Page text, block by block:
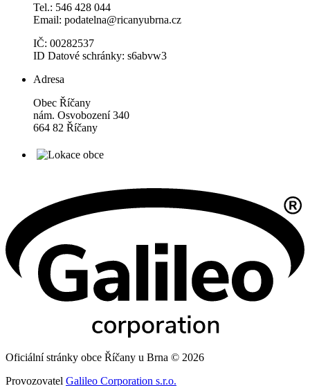
Tel.: 546 428 044
Email: podatelna@ricanyubrna.cz
IČ: 00282537
ID Datové schránky: s6abvw3
Adresa
Obec Říčany
nám. Osvobození 340
664 82 Říčany
Oficiální stránky obce Říčany u Brna © 2026
Provozovatel Galileo Corporation s.r.o.